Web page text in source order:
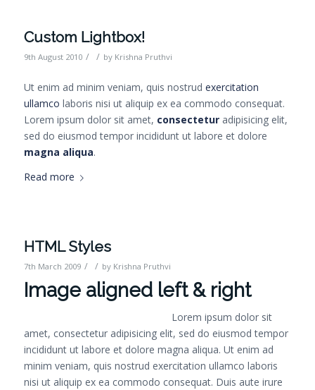
Custom Lightbox!
9th August 2010 / / by Krishna Pruthvi
Ut enim ad minim veniam, quis nostrud exercitation
ullamco laboris nisi ut aliquip ex ea commodo consequat.
Lorem ipsum dolor sit amet, consecteturadipisicing elit,
sed do eiusmod tempor incididunt ut labore et dolore
magna aliqua.
Read more
HTML Styles
7th March 2009 / / by Krishna Pruthvi
Image aligned left & right
Lorem ipsum dolor sit
amet, consectetur adipisicing elit, sed do eiusmod tempor
incididunt ut labore et dolore magna aliqua. Ut enim ad
minim veniam, quis nostrud exercitation ullamco laboris
nisi ut aliquip ex ea commodo consequat. Duis aute irure